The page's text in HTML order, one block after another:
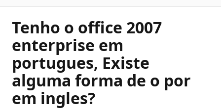
Tenho o office 2007
enterprise em
portugues, Existe
alguma forma de o por
em ingles?